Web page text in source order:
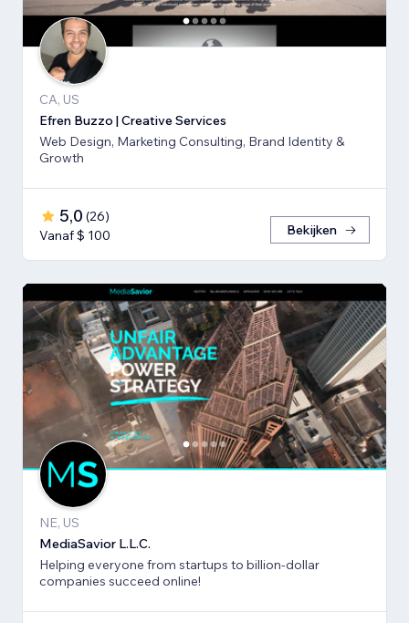
CA, US
Efren Buzzo | Creative Services
Web Design, Marketing Consulting, Brand Identity &
Growth
5,0 (26)
Vanaf $ 100
Bekijken
NE, US
MediaSavior L.L.C.
Helping everyone from startups to billion-dollar
companies succeed online!